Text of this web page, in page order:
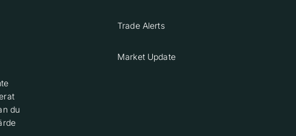
du
Trade Alerts
Market Update